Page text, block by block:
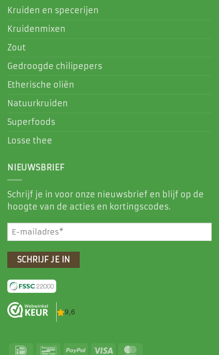
Kruiden en specerijen
Kruidenmixen
Zout
Gedroogde chilipepers
Etherische oliën
Natuurkruiden
Superfoods
Losse thee
NIEUWSBRIEF
Schrijf je in voor onze nieuwsbrief en blijf op de
hoogte van de acties en kortingscodes.
E-
mailadres
(Vereist)
IDeal BancontactPayPal Visa